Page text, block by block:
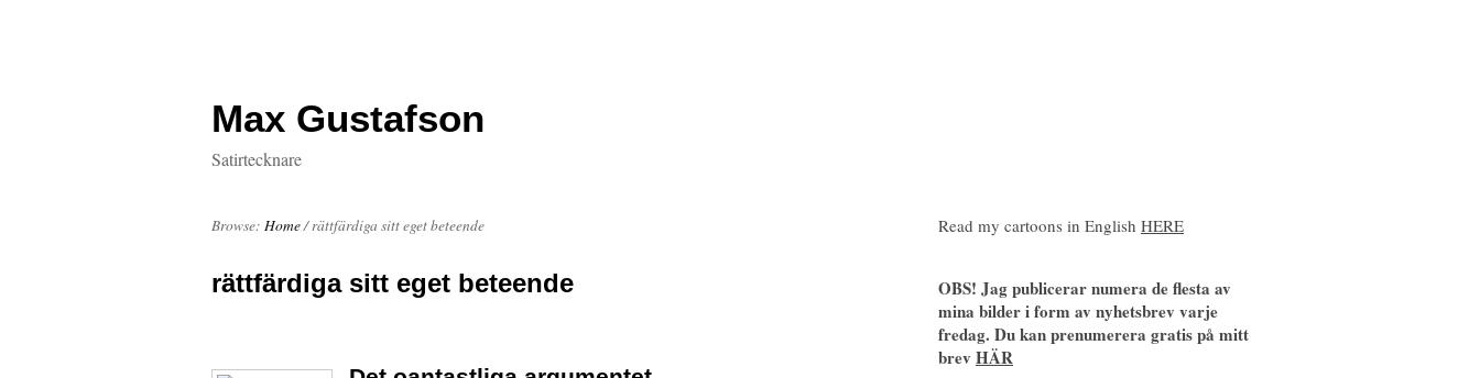
Max Gustafson
Satirtecknare
Browse: Home/rättfärdiga sitt eget beteende
rättfärdiga sitt eget beteende
Read my cartoons in English HERE
OBS! Jag publicerar numera de flesta av
mina bilder i form av nyhetsbrev varje
fredag. Du kan prenumerera gratis på mitt
brev HÄR